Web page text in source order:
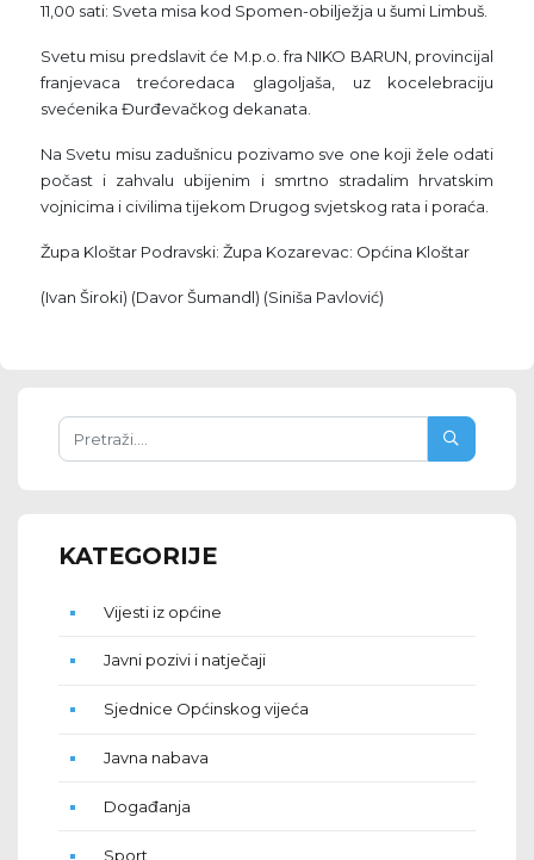
11,00 sati: Sveta misa kod Spomen-obilježja u šumi Limbuš.
Svetu misu predslavit će M.p.o. fra NIKO BARUN, provincijal
franjevaca trećoredaca glagoljaša, uz kocelebraciju
svećenika Đurđevačkog dekanata.
Na Svetu misu zadušnicu pozivamo sve one koji žele odati
počast i zahvalu ubijenim i smrtno stradalim hrvatskim
vojnicima i civilima tijekom Drugog svjetskog rata i poraća.
Župa Kloštar Podravski: Župa Kozarevac: Općina Kloštar
(Ivan Široki) (Davor Šumandl) (Siniša Pavlović)
KATEGORIJE
Vijesti iz općine
Javni pozivi i natječaji
Sjednice Općinskog vijeća
Javna nabava
Događanja
Sport